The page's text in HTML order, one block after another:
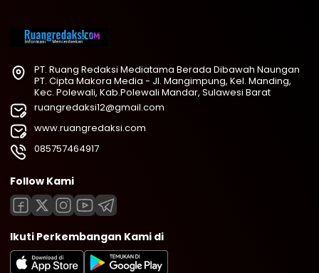
PT. Ruang Redaksi Mediatama Berada Dibawah Naungan
PT. Cipta Makora Media - Jl. Mangimpung, Kel. Manding,
Kec. Polewali, Kab.Polewali Mandar, Sulawesi Barat
ruangredaksi12@gmail.com
www.ruangredaksi.com
085757464917
Follow Kami
Ikuti Perkembangan Kami di